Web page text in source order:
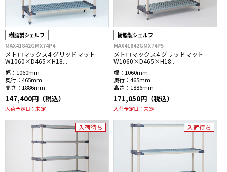
樹脂製シェルフ
MAX41842GMX74P4
メトロマックス4 グリッドマット
W1060×D465×H18...
幅： 1060mm
奥行： 465mm
高さ： 1886mm
147,400円（税込）
入荷予定日： 未定
樹脂製シェルフ
MAX41842GMX74P5
メトロマックス4 グリッドマット
W1060×D465×H18...
幅： 1060mm
奥行： 465mm
高さ： 1886mm
171,050円（税込）
入荷予定日： 未定
入荷待ち 入荷待ち